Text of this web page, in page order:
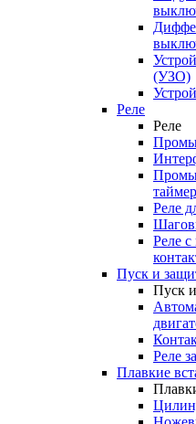
(УЗО)
Реле
Реле
Реле
Реле
Пуск и
Пуск
Реле
Плавкие